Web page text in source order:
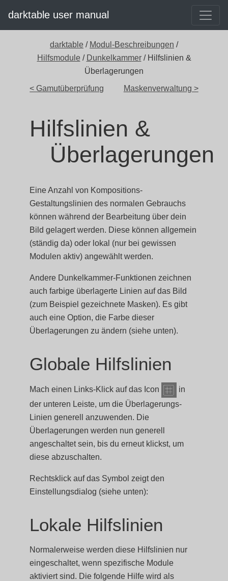
darktable user manual
darktable / Modul-Beschreibungen /
Hilfsmodule / Dunkelkammer/ Hilfslinien &
Überlagerungen
< Gamutüberprüfung
Maskenverwaltung >
Hilfslinien &
Überlagerungen
Eine Anzahl von Kompositions-
Gestaltungslinien des normalen Gebrauchs
können während der Bearbeitung über dein
Bild gelagert werden. Diese können allgemein
(ständig da) oder lokal (nur bei gewissen
Modulen aktiv) angewählt werden.
Andere Dunkelkammer-Funktionen zeichnen
auch farbige überlagerte Linien auf das Bild
(zum Beispiel gezeichnete Masken). Es gibt
auch eine Option, die Farbe dieser
Überlagerungen zu ändern (siehe unten).
Globale Hilfslinien
Mach einen Links-Klick auf das Icon
in
der unteren Leiste, um die Überlagerungs-
Linien generell anzuwenden. Die
Überlagerungen werden nun generell
angeschaltet sein, bis du erneut klickst, um
diese abzuschalten.
Rechtsklick auf das Symbol zeigt den
Einstellungsdialog (siehe unten):
Lokale Hilfslinien
Normalerweise werden diese Hilfslinien nur
eingeschaltet, wenn spezifische Module
aktiviert sind. Die folgende Hilfe wird als